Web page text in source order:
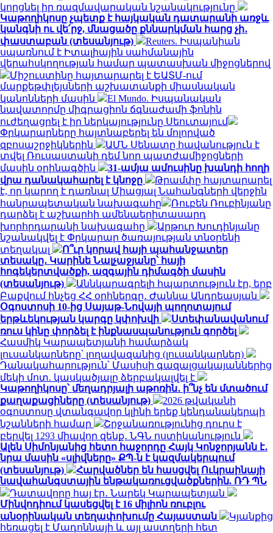
կորցնել իր ռազմավարական նշանակությունը
Կաթողիկոսը չպետք է հայկական դատարանի առջև
կանգնի ու վե՛րջ, մնացածը քննարկման հարց չի․
փաստաբան (տեսանյութ)
Reuters. Իսպանիան
սպառնում է Իտալիային սահմանային
վերահսկողության համար պատասխան միջոցներով
Միշուստինը հայտարարել է ԵԱՏՄ-ում
մարքեթփլեյսների աշխատանքի միասնական
կանոնների մասին
El Mundo. Իսպանական
նավատորմը միգրացիոն ճգնաժամի ֆոնին
ուժեղացրել է իր ներկայությունը Սեուտայում
Փրկարարները հայտնաբերել են մոլորված
զբոսաշրջիկներին
ԱՄՆ Սենատը հավանություն է
տվել Ռուսաստանի դեմ նոր պատժամիջոցների
մասին օրինագծին
31-ամյա ամուսինը խանդի հողի
վրա դանակահարել է կնոջը
Թրամփը հայտարարել
է, որ կարող է դառնալ Միացյալ Նահանգների վերջին
հանրապետական ​​նախագահը
Ռուբեն Ռուբինյանը
դարձել է աշխարհի ամենաերիտասարդ
խորհրդարանի նախագահը
Արթուր Խուդինյանը
նշանակվել է Փրկարար ծառայության տնօրենի
տեղակալ
Ո՞ւր կորավ հայի պահանջատեր
տեսակը․ Կարինե Նալչաջյանը՝ հայի
հոգեկերտվածքի, ազգային դիմագծի մասին
(տեսանյութ)
Աննկարագրելի հպարտություն էր, երբ
Բաքվում հնչեց ՀՀ օրհներգը․ Ժաննա Անդրեասյան
Օգոստոսի 10-ից Սայաթ-Նովայի պողոտայում
երթևեկության կարգը կփոխվի
Ստեփանավանում
ռուս կինը փորձել է ինքնասպանություն գործել
Հասմիկ Կարապետյանի համարձակ
լուսանկարները՝ լողավազանից (լուսանկարներ)
Դանակահարություն՝ Մասիսի գազալցակայաններից
մեկի մոտ. կասկածյալը ձերբակալվել է
Կաթողիկոսը՝ մեղադրյալի աթոռին․ ի՞նչ են մտածում
քաղաքացիները (տեսանյութ)
2026 թվականի
օգոստոսը վտանգավոր կլինի երեք կենդանակերպի
նշանների համար
Շրջանառությունից դուրս է
բերվել 1293 միավոր զենք․ ՆԳՆ ոստիկանություն
Ալեն Սիմոնյանից հետո հաջորդը Հայկ Կոնջորյանն է․
նրա մասին «սլիվները» ՔՊ-ն է կազմակերպում
(տեսանյութ)
Հարվածներ են հասցվել Ուկրաինայի
նավահանգստային ենթակառուցվածքներին. ՌԴ ՊՆ
Դատավորը հայ էր․ Նարեկ Կարապետյան
Մինվոդիում կասեցվել է 16 միլիոն ռուբլու
անօրինական տեղափոխումը Հայաստան
Կյանքից
հեռացել է Մադոննայի և այլ աստղերի հետ